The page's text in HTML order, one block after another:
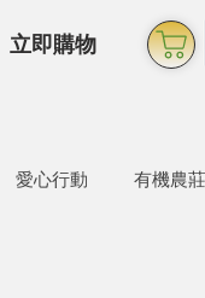
立即購物
愛心行動 有機農莊